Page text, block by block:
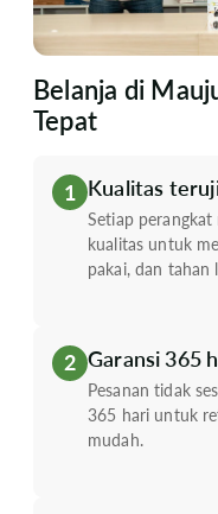
Belanja di
Tepat
1 Kualitas
Setiap
kualitas untuk
pakai, dan tahan
2 Garansi 365
Pesanan tidak
365 hari untuk
mudah.